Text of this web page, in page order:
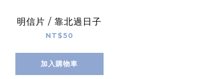
明信片 / 靠北過日子
NT$50
加入購物車